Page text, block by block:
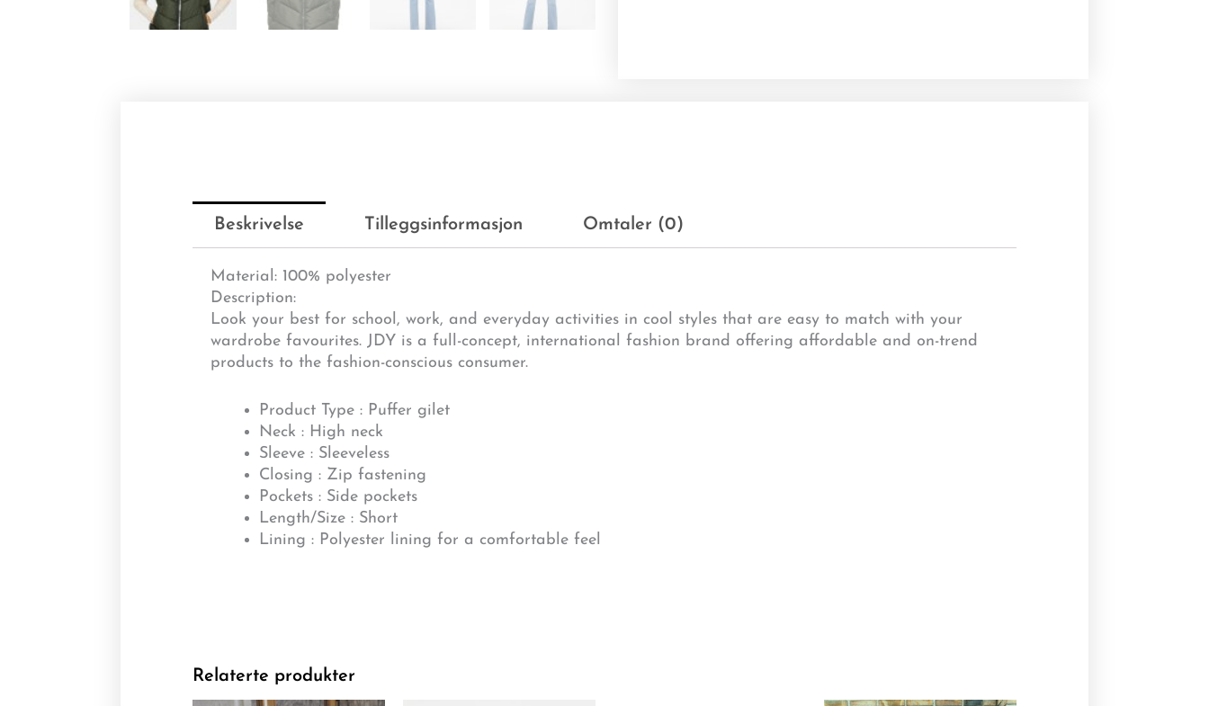
Beskrivelse Tilleggsinformasjon Omtaler (0)
Material: 100% polyester
Description:
Look your best for school, work, and everyday activities in cool styles that are easy to match with your
wardrobe favourites. JDY is a full-concept, international fashion brand offering affordable and on-trend
products to the fashion-conscious consumer.
Product Type : Puffer gilet
Neck : High neck
Sleeve : Sleeveless
Closing : Zip fastening
Pockets : Side pockets
Length/Size : Short
Lining : Polyester lining for a comfortable feel
Relaterte produkter